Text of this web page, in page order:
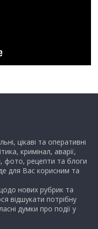
цікаві та оперативні
кримінал, аварії,
фото, рецепти та блоги
для Вас корисним та
нових рубрик та
відшукати потрібну
думки про події у